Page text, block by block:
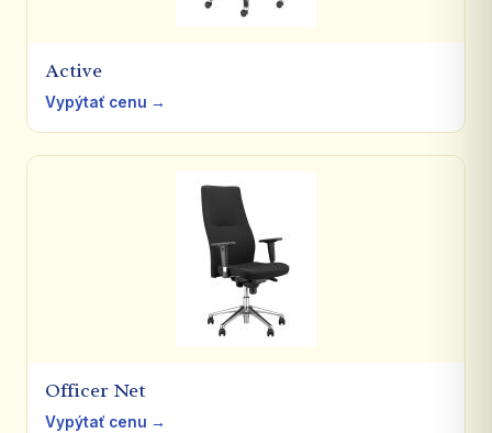
Active
Vypýtať cenu →
Officer Net
Vypýtať cenu →